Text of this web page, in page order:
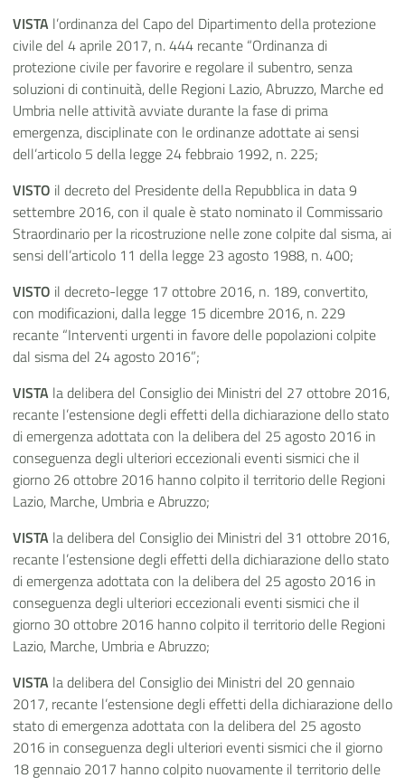
VISTA l’ordinanza del Capo del Dipartimento della protezione
civile del 4 aprile 2017, n. 444 recante “Ordinanza di
protezione civile per favorire e regolare il subentro, senza
soluzioni di continuità, delle Regioni Lazio, Abruzzo, Marche ed
Umbria nelle attività avviate durante la fase di prima
emergenza, disciplinate con le ordinanze adottate ai sensi
dell’articolo 5 della legge 24 febbraio 1992, n. 225;
VISTO il decreto del Presidente della Repubblica in data 9
settembre 2016, con il quale è stato nominato il Commissario
Straordinario per la ricostruzione nelle zone colpite dal sisma, ai
sensi dell’articolo 11 della legge 23 agosto 1988, n. 400;
VISTO il decreto-legge 17 ottobre 2016, n. 189, convertito,
con modificazioni, dalla legge 15 dicembre 2016, n. 229
recante “Interventi urgenti in favore delle popolazioni colpite
dal sisma del 24 agosto 2016”;
VISTA la delibera del Consiglio dei Ministri del 27 ottobre 2016,
recante l’estensione degli effetti della dichiarazione dello stato
di emergenza adottata con la delibera del 25 agosto 2016 in
conseguenza degli ulteriori eccezionali eventi sismici che il
giorno 26 ottobre 2016 hanno colpito il territorio delle Regioni
Lazio, Marche, Umbria e Abruzzo;
VISTA la delibera del Consiglio dei Ministri del 31 ottobre 2016,
recante l’estensione degli effetti della dichiarazione dello stato
di emergenza adottata con la delibera del 25 agosto 2016 in
conseguenza degli ulteriori eccezionali eventi sismici che il
giorno 30 ottobre 2016 hanno colpito il territorio delle Regioni
Lazio, Marche, Umbria e Abruzzo;
VISTA la delibera del Consiglio dei Ministri del 20 gennaio
2017, recante l’estensione degli effetti della dichiarazione dello
stato di emergenza adottata con la delibera del 25 agosto
2016 in conseguenza degli ulteriori eventi sismici che il giorno
18 gennaio 2017 hanno colpito nuovamente il territorio delle